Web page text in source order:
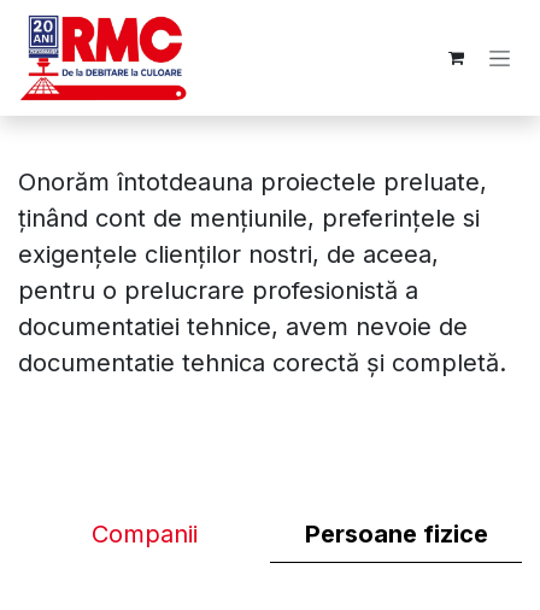
Sari la conținut
Onorăm întotdeauna proiectele preluate,
ținând cont de mențiunile, preferințele si
exigențele clienților nostri, de aceea,
pentru o prelucrare profesionistă a
documentatiei tehnice, avem nevoie de
documentatie tehnica corectă și completă.
Companii Persoane fizice